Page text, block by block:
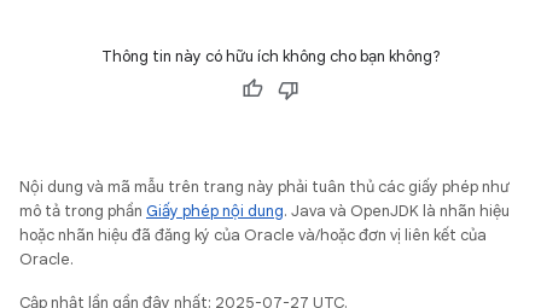
Thông tin này có hữu ích không cho bạn không?
Nội dung và mã mẫu trên trang này phải tuân thủ các giấy phép như
mô tả trong phần Giấy phép nội dung. Java và OpenJDK là nhãn hiệu
hoặc nhãn hiệu đã đăng ký của Oracle và/hoặc đơn vị liên kết của
Oracle.
Cập nhật lần gần đây nhất: 2025-07-27 UTC.